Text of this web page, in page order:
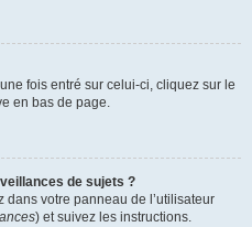
fois entré sur celui-ci, cliquez sur le
en bas de page.
de sujets ?
votre panneau de l’utilisateur
) et suivez les instructions.